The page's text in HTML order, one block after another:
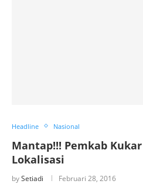
Headline Nasional
Mantap!!! Pemkab
Lokalisasi
bySetiadi Februari 28, 2016